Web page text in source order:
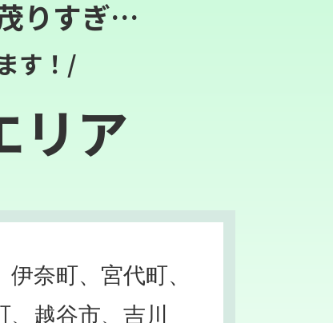
りすぎ…
す！/
リア
奈町、宮代町、
、越谷市、吉川